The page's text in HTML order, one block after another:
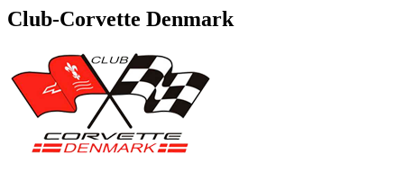
Club-Corvette Denmark